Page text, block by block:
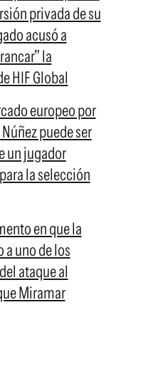
privada de su
acusó a
la
HIF Global
europeo por
puede ser
un jugador
la selección
en que la
uno de los
ataque al
Miramar